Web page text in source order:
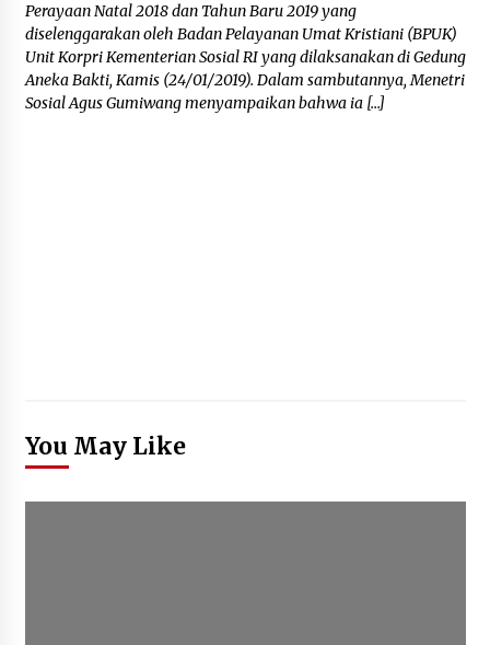
Perayaan Natal 2018 dan Tahun Baru 2019 yang
diselenggarakan oleh Badan Pelayanan Umat Kristiani (BPUK)
Unit Korpri Kementerian Sosial RI yang dilaksanakan di Gedung
Aneka Bakti, Kamis (24/01/2019). Dalam sambutannya, Menetri
Sosial Agus Gumiwang menyampaikan bahwa ia […]
You May Like